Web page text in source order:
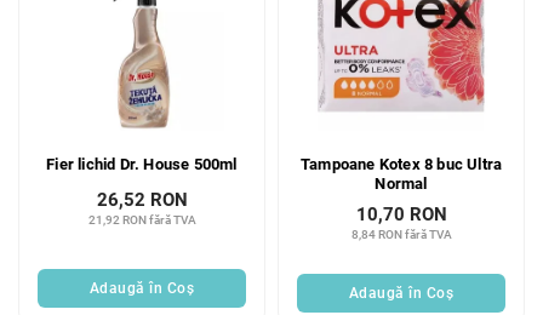
Fier lichid Dr. House 500ml
21,92 RON fără TVA
26,52 RON
Adaugă în Coş
Tampoane Kotex 8 buc Ultra
Normal
8,84 RON fără TVA
10,70 RON
Adaugă în Coş